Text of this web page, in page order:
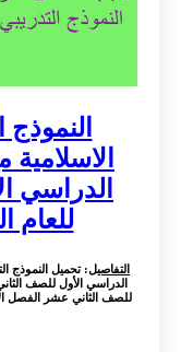
النموذج
الدراسي
للعام
التفاصيل: تحميل النموذج
الدراسي الأول للصف
للصف الثاني عشر الفصل